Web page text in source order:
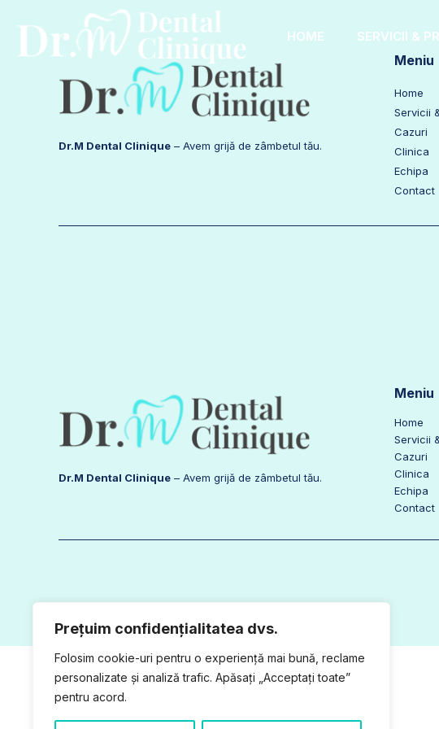
Prețuim confidențialitatea dvs.
Folosim cookie-uri pentru o experiență mai bună, reclame
personalizate și analiză trafic. Apăsați „Acceptați toate”
pentru acord.
HOME SERVICII &
Dr.M Dental Clinique – Avem grijă de zâmbetul tău.
Meniu
Home
Servicii
Cazuri
Clinica
Echipa
Contact
Dr.M Dental Clinique – Avem grijă de zâmbetul tău.
Meniu
Home
Servicii
Cazuri
Clinica
Echipa
Contact